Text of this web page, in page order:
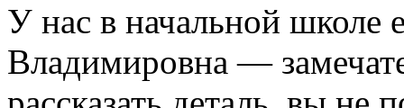
У нас в начальной школе
Владимировна —